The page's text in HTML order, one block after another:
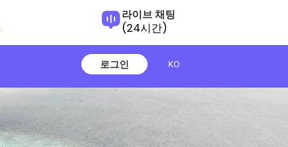
라이브 채팅
(24시간)
로그인 KO